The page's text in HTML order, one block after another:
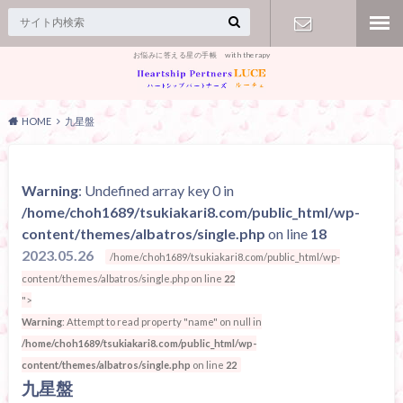
お悩みに答える星の手帳 with therapy
せ】
HOME 九星盤
Warning: Undefined array key 0 in
/home/choh1689/tsukiakari8.com/public_html/wp-
content/themes/albatros/single.php on line 18
2023.05.26
/home/choh1689/tsukiakari8.com/public_html/wp-
content/themes/albatros/single.php on line 22
">
Warning: Attempt to read property "name" on null in
/home/choh1689/tsukiakari8.com/public_html/wp-
content/themes/albatros/single.php on line 22
九星盤